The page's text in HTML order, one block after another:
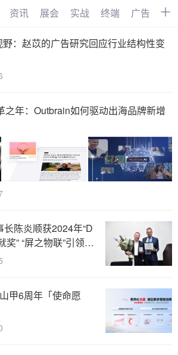
品牌 资讯 展会
招商 职场 访谈
物联网 大数据
资讯 展会 实战 终端 广告 时
：赵苡的广告研究回应行业结构性变
之年：Outbrain如何驱动出海品牌新增
陈炎顺获2024年“D
” “屏之物联”引领产
甲6周年「使命愿